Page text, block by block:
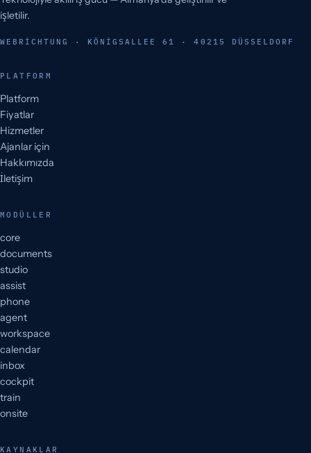
işletilir.
WEBRICHTUNG · KÖNIGSALLEE 61 · 40215 DÜSSELDORF
PLATFORM
Platform
Fiyatlar
Hizmetler
Ajanlar için
Hakkımızda
İletişim
MODÜLLER
core
documents
studio
assist
phone
agent
workspace
calendar
inbox
cockpit
train
onsite
KAYNAKLAR